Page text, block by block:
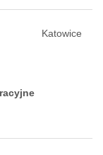
Katowice